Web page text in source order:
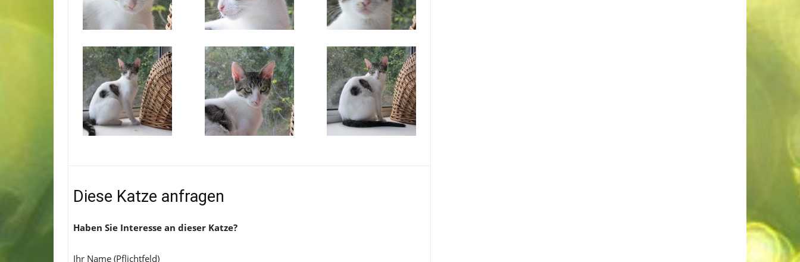
Diese Katze anfragen
Haben Sie Interesse an dieser Katze?
Ihr Name (Pflichtfeld)